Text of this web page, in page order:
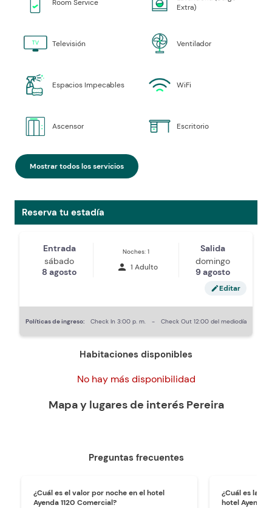
Room Service
Extra)
Televisión Ventilador
Espacios Impecables WiFi
Ascensor Escritorio
Mostrar todos los servicios
Reserva tu estadía
Entrada
sábado
8 agosto
Noches: 1
person 1 Adulto
Salida
domingo
9 agosto
editEditar
Políticas de ingreso: Check In 3:00 p. m. - Check Out 12:00 del mediodía
Habitaciones disponibles
No hay más disponibilidad
Mapa y lugares de interés Pereira
Preguntas frecuentes
¿Cuál es el valor por noche en el hotel
Ayenda 1120 Comercial?
¿Cuál es la
hotel Ayenda